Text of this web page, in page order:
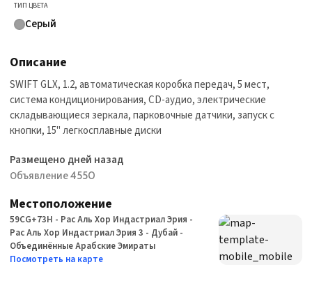
ТИП ЦВЕТА
Серый
Описание
SWIFT GLX, 1.2, автоматическая коробка передач, 5 мест,
система кондиционирования, CD-аудио, электрические
складывающиеся зеркала, парковочные датчики, запуск с
кнопки, 15" легкосплавные диски
Размещено дней назад
Объявление 4550
Местоположение
59CG+73H - Рас Аль Хор Индастриал Эрия -
Рас Аль Хор Индастриал Эрия 3 - Дубай -
Объединённые Арабские Эмираты
Посмотреть на карте